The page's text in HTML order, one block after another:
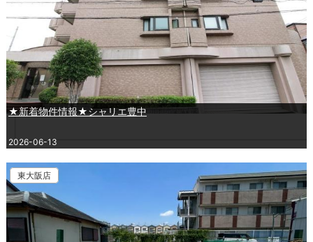
★新着物件情報★シャリエ豊中
2026-06-13
東大阪店